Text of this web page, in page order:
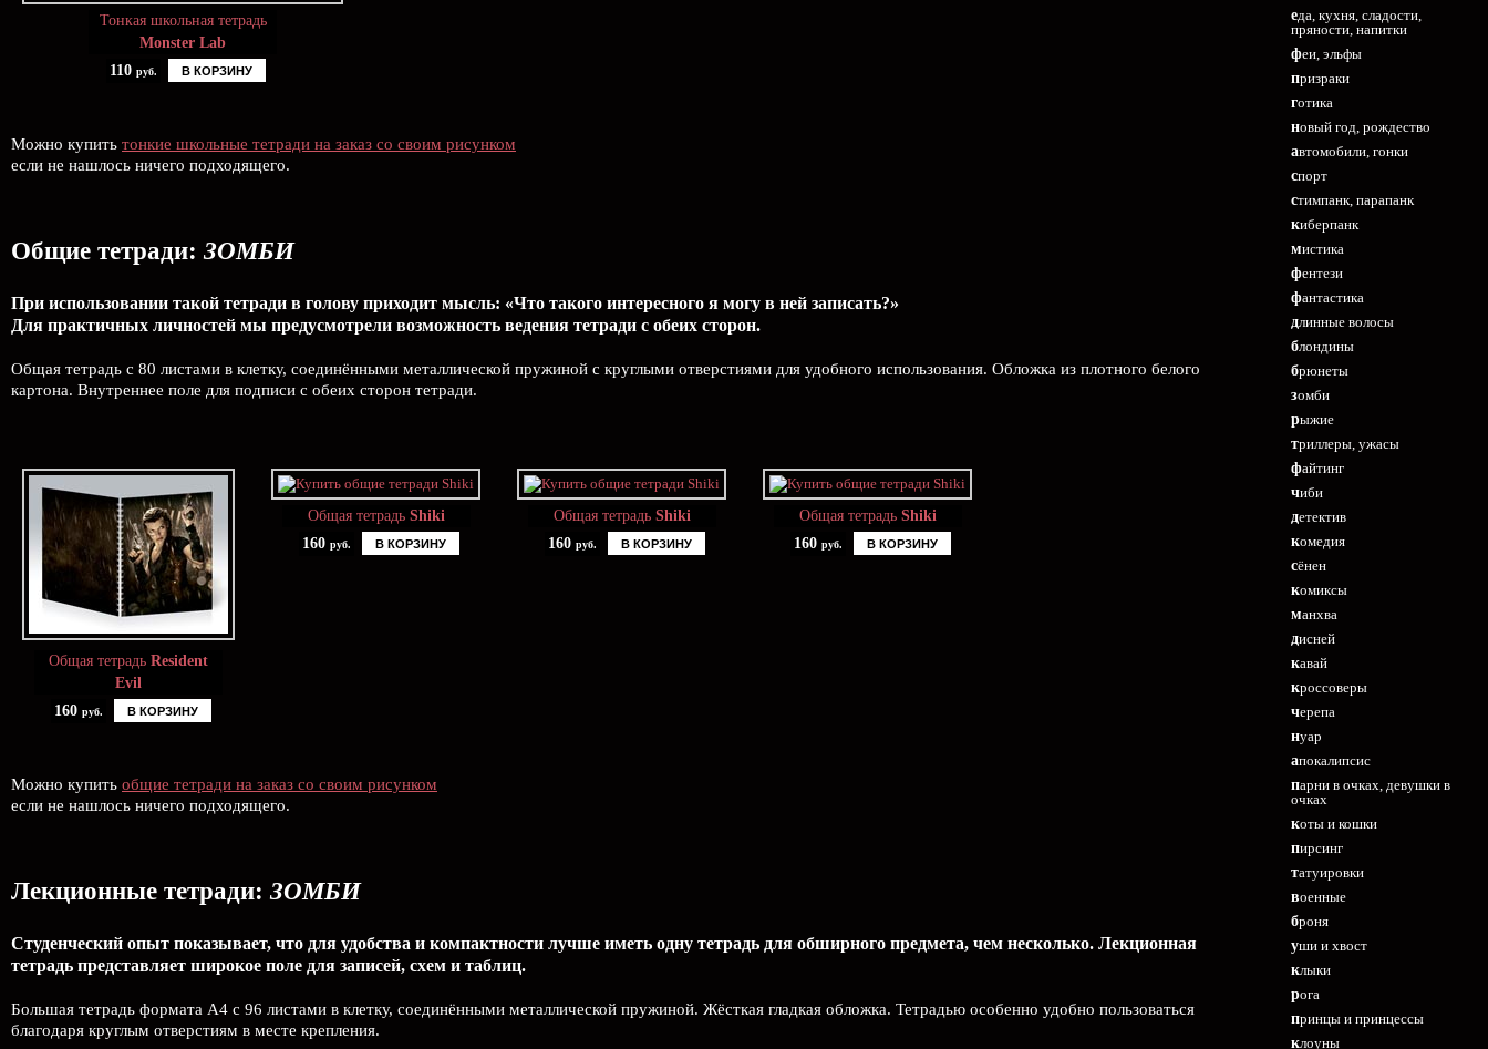
Тонкая школьная тетрадь
Monster Lab
110 руб. В КОРЗИНУ
Можно купить тонкие школьные тетради на заказ со своим рисунком
если не нашлось ничего подходящего.
Общие тетради: ЗОМБИ
При использовании такой тетради в голову приходит мысль: «Что такого интересного я могу в ней записать?»
Для практичных личностей мы предусмотрели возможность ведения тетради с обеих сторон.
Общая тетрадь с 80 листами в клетку, соединёнными металлической пружиной с круглыми отверстиями для удобного использования. Обложка из плотного белого
картона. Внутреннее поле для подписи с обеих сторон тетради.
Общая тетрадь Resident
Evil
160 руб. В КОРЗИНУ
Общая тетрадь Shiki
160 руб. В КОРЗИНУ
Общая тетрадь Shiki
160 руб. В КОРЗИНУ
Общая тетрадь Shiki
160 руб. В КОРЗИНУ
Можно купить общие тетради на заказ со своим рисунком
если не нашлось ничего подходящего.
Лекционные тетради: ЗОМБИ
Студенческий опыт показывает, что для удобства и компактности лучше иметь одну тетрадь для обширного предмета, чем несколько. Лекционная
тетрадь представляет широкое поле для записей, схем и таблиц.
Большая тетрадь формата А4 с 96 листами в клетку, соединёнными металлической пружиной. Жёсткая гладкая обложка. Тетрадью особенно удобно пользоваться
благодаря круглым отверстиям в месте крепления.
еда, кухня, сладости,
пряности, напитки
феи, эльфы
призраки
готика
новый год, рождество
автомобили, гонки
спорт
стимпанк, парапанк
киберпанк
мистика
фентези
фантастика
длинные волосы
блондины
брюнеты
зомби
рыжие
триллеры, ужасы
файтинг
чиби
детектив
комедия
сёнен
комиксы
манхва
дисней
кавай
кроссоверы
черепа
нуар
апокалипсис
парни в очках, девушки в
очках
коты и кошки
пирсинг
татуировки
военные
броня
уши и хвост
клыки
рога
принцы и принцессы
клоуны